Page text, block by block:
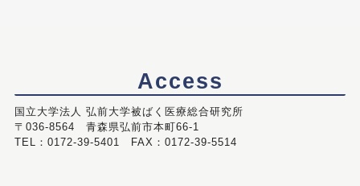
Access
国立大学法人 弘前大学被ばく医療総合研究所
〒036-8564 青森県弘前市本町66-1
TEL：0172-39-5401 FAX：0172-39-5514